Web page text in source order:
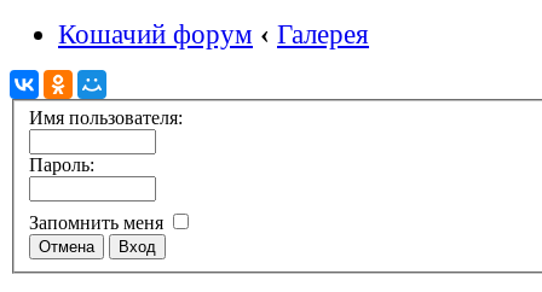
Кошачий форум ‹ Галерея
Имя пользователя:
Пароль:
Запомнить меня